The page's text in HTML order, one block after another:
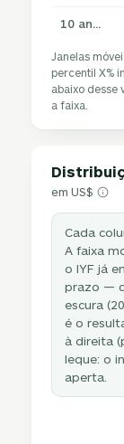
10 anos
Janelas
percentil X%
abaixo desse
a faixa.
em US$
Cada
A faixa
o IYF já
prazo —
escura
é o
à direita
leque: o
aperta.